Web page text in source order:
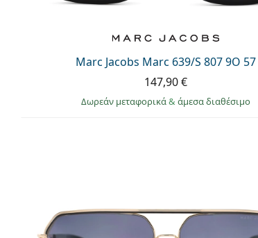
Marc Jacobs Marc 639/S 807 9O 57
147,90 €
Δωρεάν μεταφορικά& άμεσα διαθέσιμο